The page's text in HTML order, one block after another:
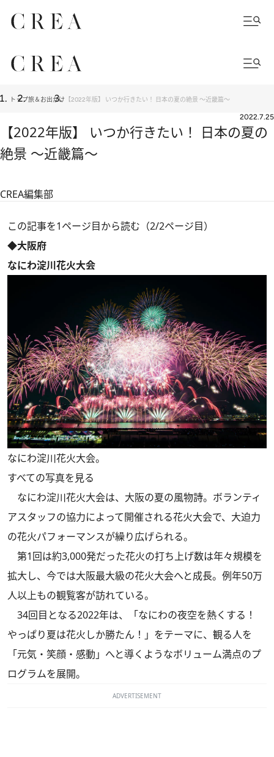
トップ旅＆お出かけ 【2022年版】 いつか行きたい！ 日本の夏の絶景 ～近畿篇～
2022.7.25
【2022年版】 いつか行きたい！ 日本の夏の
絶景 ～近畿篇～
CREA編集部
この記事を1ページ目から読む（2/2ページ目）
◆大阪府
なにわ淀川花火大会
なにわ淀川花火大会。
すべての写真を見る
なにわ淀川花火大会は、大阪の夏の風物詩。ボランティ
アスタッフの協力によって開催される花火大会で、大迫力
の花火パフォーマンスが繰り広げられる。
第1回は約3,000発だった花火の打ち上げ数は年々規模を
拡大し、今では大阪最大級の花火大会へと成長。例年50万
人以上もの観覧客が訪れている。
34回目となる2022年は、「なにわの夜空を熱くする！
やっぱり夏は花火しか勝たん！」をテーマに、観る人を
「元気・笑顔・感動」へと導くようなボリューム満点のプ
ログラムを展開。
ADVERTISEMENT